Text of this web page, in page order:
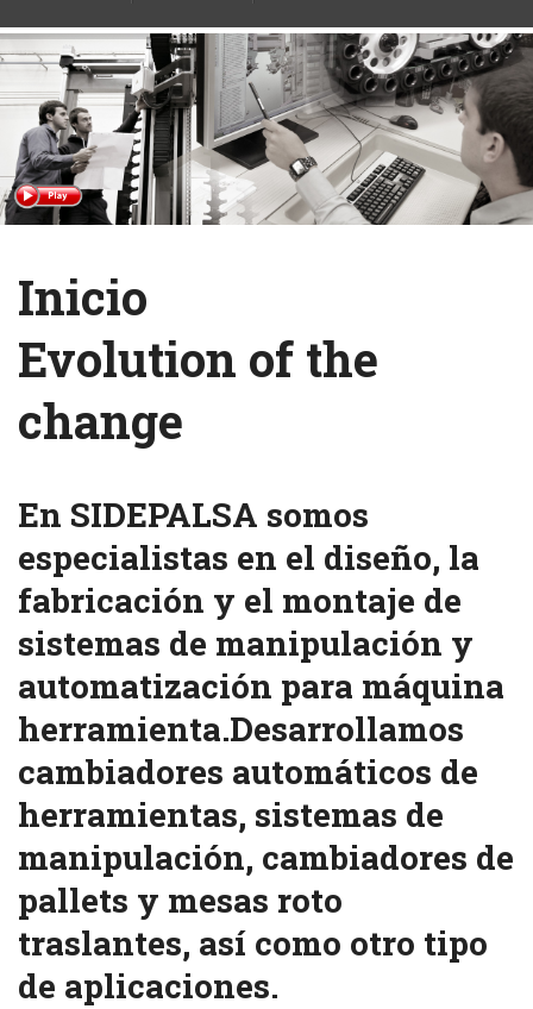
Inicio
Evolution of the
change
En SIDEPALSA somos
especialistas en el diseño, la
fabricación y el montaje de
sistemas de manipulación y
automatización para máquina
herramienta.Desarrollamos
cambiadores automáticos de
herramientas, sistemas de
manipulación, cambiadores de
pallets y mesas roto
traslantes, así como otro tipo
de aplicaciones.